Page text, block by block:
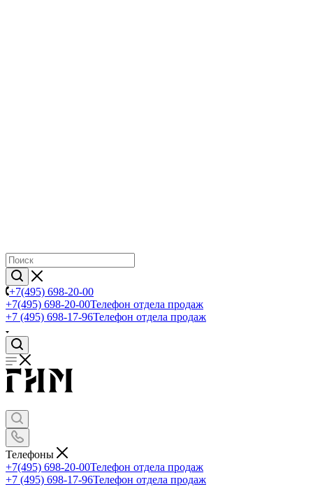
+7(495) 698-20-00
+7(495) 698-20-00Телефон отдела продаж
+7 (495) 698-17-96Телефон отдела продаж
Телефоны
+7(495) 698-20-00Телефон отдела продаж
+7 (495) 698-17-96Телефон отдела продаж